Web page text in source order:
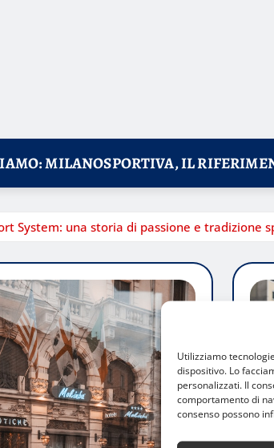
Utilizziamo
dispositivo. Lo
personalizzati. Il
comportamento di
consenso possono
MILANOSPORTIVA, IL
System: una storia di passione e tradizione